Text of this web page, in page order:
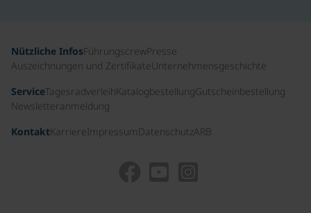
Nützliche InfosFührungscrewPresse
Auszeichnungen und ZertifikateUnternehmensgeschichte
ServiceTagesradverleihKatalogbestellungGutscheinbestellung
Newsletteranmeldung
KontaktKarriereImpressum DatenschutzARB